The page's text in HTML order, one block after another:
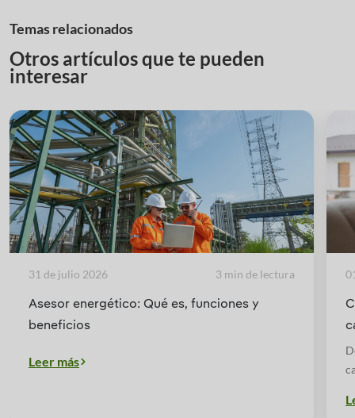
Temas relacionados
Otros artículos que te pueden
interesar
Asesor energético: Qué es, funciones y
beneficios
31 de julio 2026 3 min de lectura
Leer más